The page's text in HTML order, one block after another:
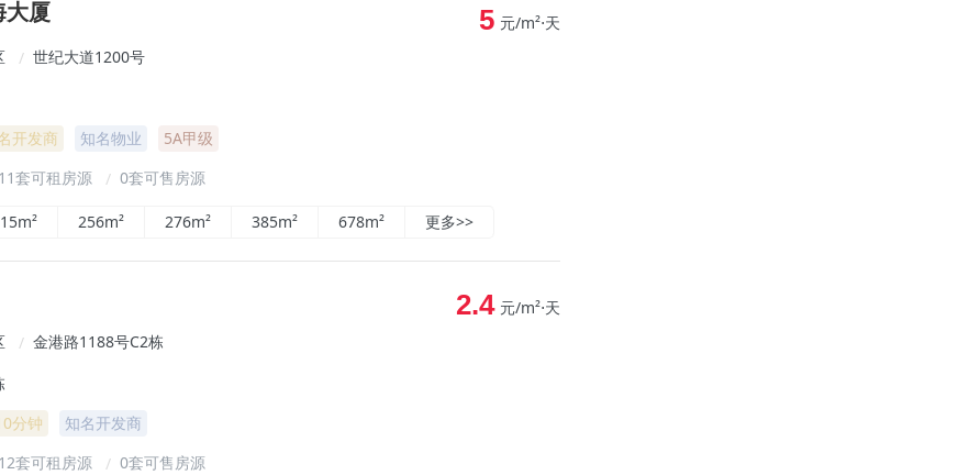
大厦
/ 世纪大道1200号
开发商 知名物业
5A甲级
11套可租房源 / 0套可售房源
5 元/m²⋅天
256m² 276m² 385m² 678m² 更多>>
/ 金港路1188号C2栋
分钟
知名开发商
12套可租房源 / 0套可售房源
2.4 元/m²⋅天